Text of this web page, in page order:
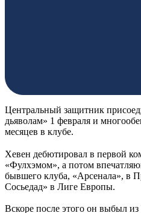
Центральный защитник
дьяволам» 1 февраля и
месяцев в клубе.
Хевен дебютировал в первой
«Фулхэмом», а потом
бывшего клуба, «Арсенала», в
Сосьедад» в Лиге Европы.
Вскоре после этого он выбыл